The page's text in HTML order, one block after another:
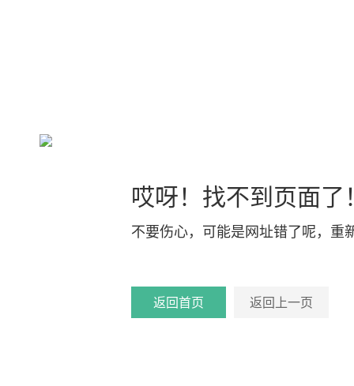
哎呀！找不到页面了
不要伤心，可能是网址错了呢，重
返回首页 返回上一页